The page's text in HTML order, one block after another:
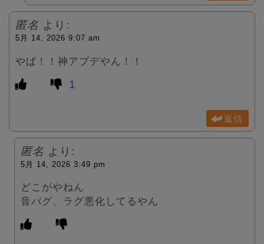
匿名 より:
5月 14, 2026 9:07 am
やば！！神アプデやん！！
1
返信
匿名 より:
5月 14, 2026 3:49 pm
どこがやねん
音バグ、ラグ悪化してるやん